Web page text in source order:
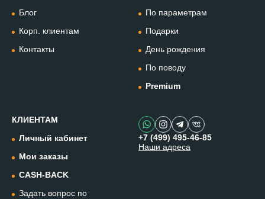
Блог
Корп. клиентам
Контакты
По параметрам
Подарки
День рождения
По поводу
Premium
КЛИЕНТАМ
Личный кабинет
Мои заказы
CASH-BACK
Задать вопрос по
+7 (499) 495-46-85
Наши адреса
WhatsApp
+79912981236
@omflowersbot
Instagram